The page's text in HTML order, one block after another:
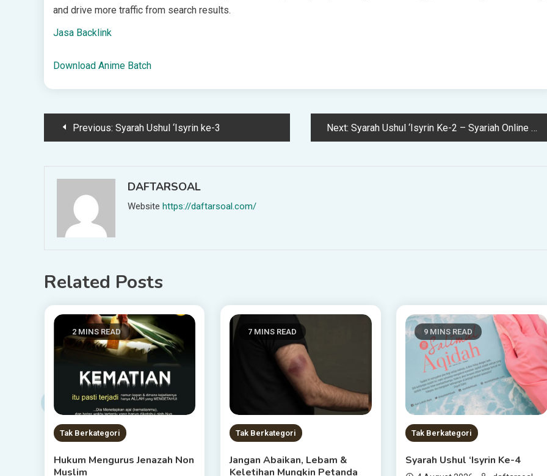
and drive more traffic from search results.
Jasa Backlink
Download Anime Batch
PostPrevious: Syarah Ushul ‘Isyrin ke-3 Next: Syarah Ushul ‘Isyrin Ke-2 – Syariah Online DepokSyariah Online Depok
DAFTARSOAL
Website https://daftarsoal.com/
Related Posts
2 MINS READ
Tak Berkategori
Hukum Mengurus Jenazah Non
Muslim
7 MINS READ
Tak Berkategori
Jangan Abaikan, Lebam &
Keletihan Mungkin Petanda
9 MINS READ
Tak Berkategori
Syarah Ushul ‘Isyrin Ke-4